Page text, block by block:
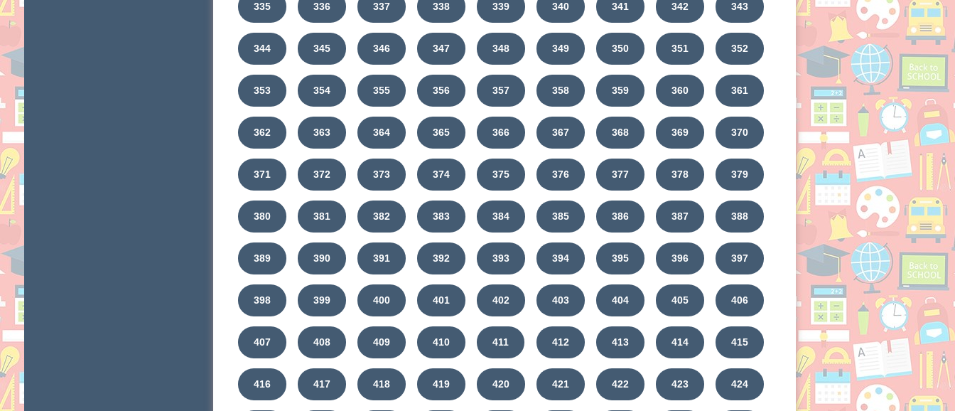
335 336 337 338 339 340 341 342 343
344 345 346 347 348 349 350 351 352
353 354 355 356 357 358 359 360 361
362 363 364 365 366 367 368 369 370
371 372 373 374 375 376 377 378 379
380 381 382 383 384 385 386 387 388
389 390 391 392 393 394 395 396 397
398 399 400 401 402 403 404 405 406
407 408 409 410 411 412 413 414 415
416 417 418 419 420 421 422 423 424